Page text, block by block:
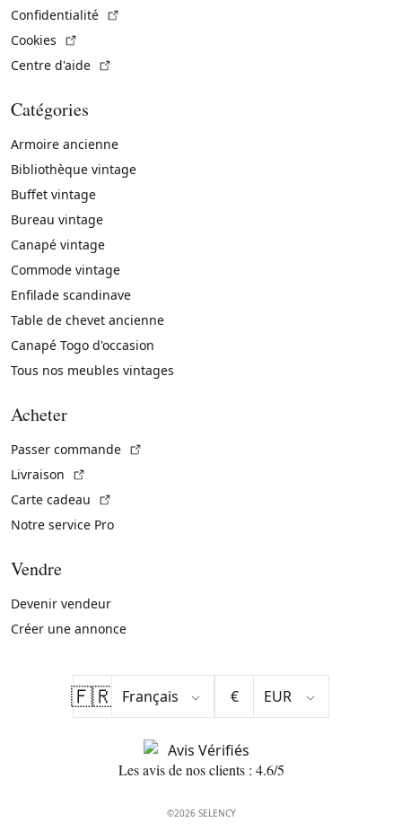
Confidentialité
Cookies
Centre d'aide
Catégories
Armoire ancienne
Bibliothèque vintage
Buffet vintage
Bureau vintage
Canapé vintage
Commode vintage
Enfilade scandinave
Table de chevet ancienne
Canapé Togo d'occasion
Tous nos meubles vintages
Acheter
Passer commande
Livraison
Carte cadeau
Notre service Pro
Vendre
Devenir vendeur
Créer une annonce
🇫🇷 €
Les avis de nos clients : 4.6/5
©2026 SELENCY